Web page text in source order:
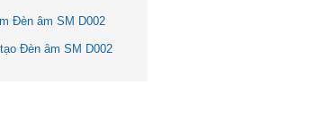
Đèn âm SM D002
Đèn âm SM D002